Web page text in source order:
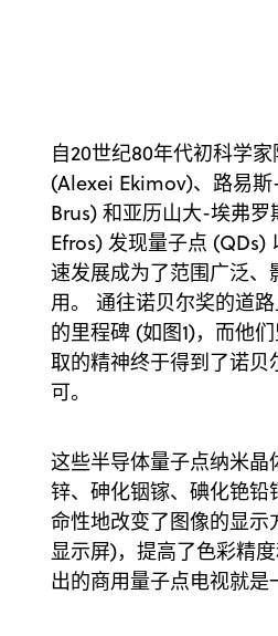
自20世纪80年代初科学
(Alexei Ekimov)、路易
Brus) 和亚历山大-埃弗
Efros) 发现量子点 (QDs)
速发展成为了范围广泛、
用。 通往诺贝尔奖的道
的里程碑 (如图1)，而他
取的精神终于得到了诺贝
可。
这些半导体量子点纳米
锌、砷化铟镓、碘化铯铅
命性地改变了图像的显示
显示屏)，提高了色彩精
出的商用量子点电视就是